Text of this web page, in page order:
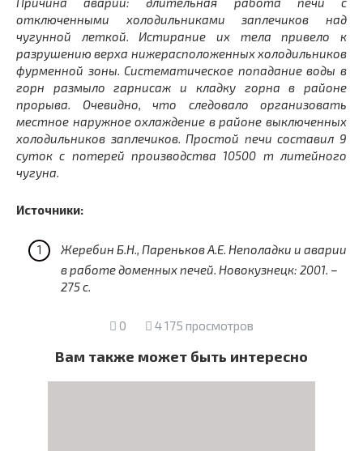
отключенными холодильниками заплечиков над
чугунной леткой. Истирание их тела привело к
разрушению верха нижерасположенных холодильников
фурменной зоны. Систематическое попадание воды в
горн размыло гарнисаж и кладку горна в районе
прорыва. Очевидно, что следовало организовать
местное наружное охлаждение в районе выключенных
холодильников заплечиков. Простой печи составил 9
суток с потерей производства 10500 т литейного
чугуна.
Источники:
Жеребин Б.Н., Пареньков А.Е. Неполадки и аварии
в работе доменных печей. Новокузнецк: 2001. –
275 с.
0 4 175 просмотров
Вам также может быть интересно